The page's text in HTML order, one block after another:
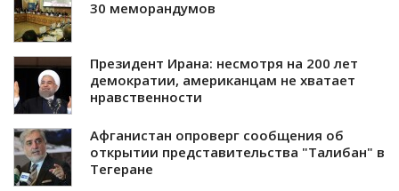
30 меморандумов
Президент Ирана: несмотря на 200 лет
демократии, американцам не хватает
нравственности
Афганистан опроверг сообщения об
открытии представительства "Талибан" в
Тегеране